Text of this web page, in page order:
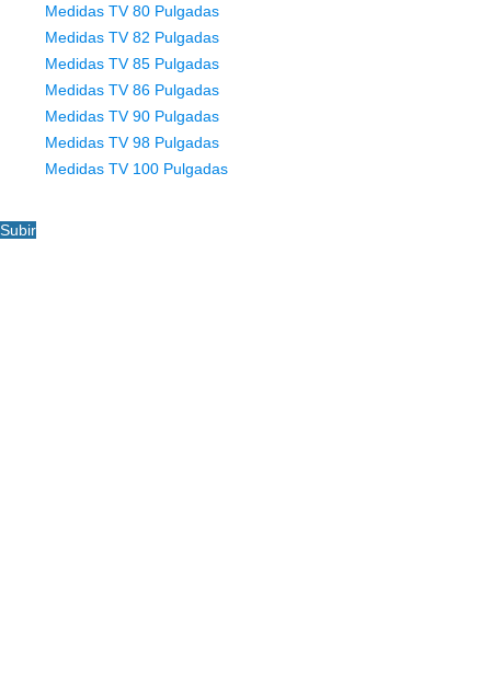
Medidas TV 80 Pulgadas
Medidas TV 82 Pulgadas
Medidas TV 85 Pulgadas
Medidas TV 86 Pulgadas
Medidas TV 90 Pulgadas
Medidas TV 98 Pulgadas
Medidas TV 100 Pulgadas
Subir